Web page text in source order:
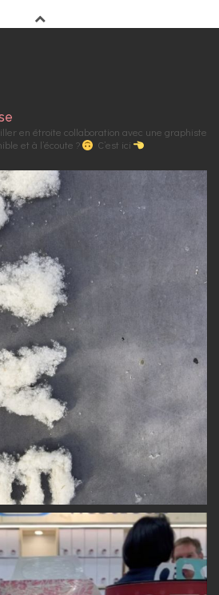
en étroite collaboration avec une graphiste
et à l’écoute ?
C’est ici